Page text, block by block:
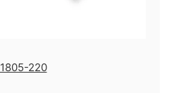
1805-220